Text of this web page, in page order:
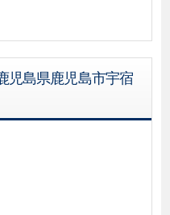
児島県鹿児島市宇宿